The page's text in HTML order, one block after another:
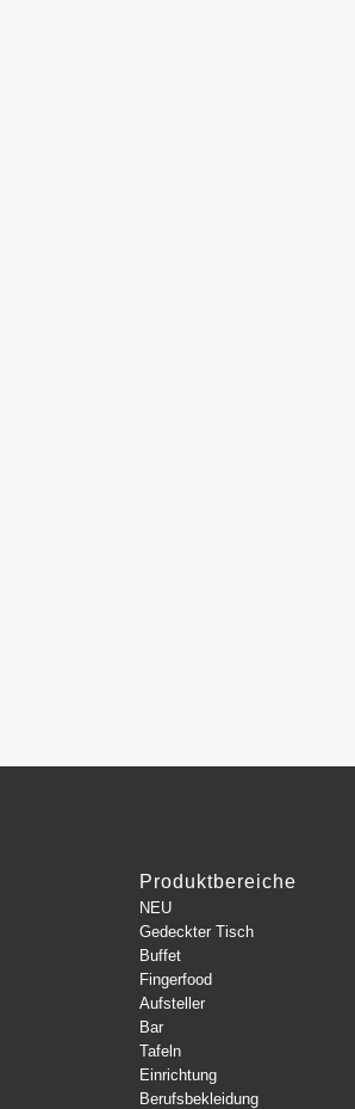
Produktbereiche
NEU
Gedeckter Tisch
Buffet
Fingerfood
Aufsteller
Bar
Tafeln
Einrichtung
Berufsbekleidung